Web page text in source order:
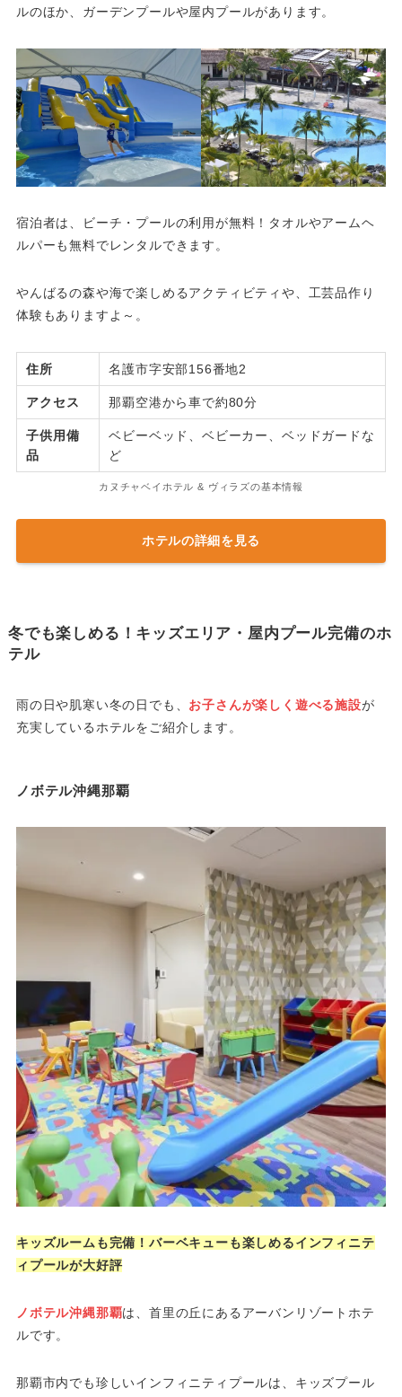
ルのほか、ガーデンプールや屋内プールがあります。
宿泊者は、ビーチ・プールの利用が無料！タオルやアームヘ
ルパーも無料でレンタルできます。
やんばるの森や海で楽しめるアクティビティや、工芸品作り
体験もありますよ～。
住所 名護市字安部156番地2
アクセス 那覇空港から車で約80分
子供用備
品
ベビーベッド、ベビーカー、ベッドガードな
ど
カヌチャベイホテル & ヴィラズの基本情報
ホテルの詳細を見る
冬でも楽しめる！キッズエリア・屋内プール完備のホ
テル
雨の日や肌寒い冬の日でも、 お子さんが楽しく遊べる施設が
充実しているホテルをご紹介します。
ノボテル沖縄那覇
キッズルームも完備！バーベキューも楽しめるインフィニテ
ィプールが大好評
ノボテル沖縄那覇は、首里の丘にあるアーバンリゾートホテ
ルです。
那覇市内でも珍しいインフィニティプールは、キッズプール